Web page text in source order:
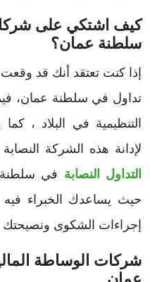
كيف اشتكي على
سلطنة عمان؟
إذا كنت تعتقد أنك قد
تداول في سلطنة عمان،
التنظيمية في البلاد ،
لإدانة هذه الشركة
التداول النصابة في
حيث يساعدك الخبراء
إجراءات الشكوى
شركات الوساطة